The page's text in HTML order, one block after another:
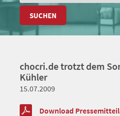
STANDORT &
BLOG
SUCHEN
chocri.de trotzt dem
Kühler
15.07.2009
Download